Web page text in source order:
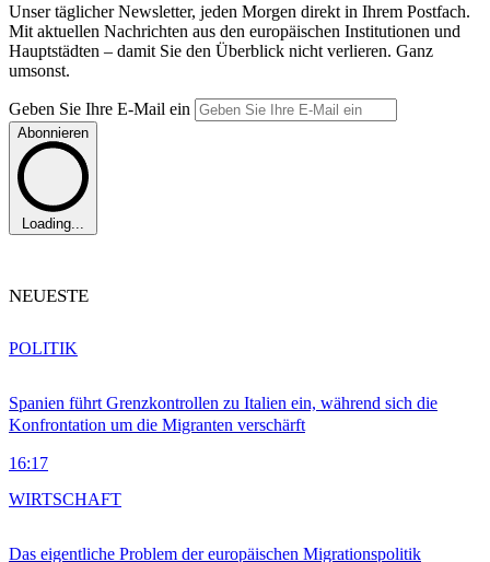
Unser täglicher Newsletter, jeden Morgen direkt in Ihrem Postfach.
Mit aktuellen Nachrichten aus den europäischen Institutionen und
Hauptstädten – damit Sie den Überblick nicht verlieren. Ganz
umsonst.
Geben Sie Ihre E-Mail ein
Abonnieren
Loading...
NEUESTE
Spanien führt Grenzkontrollen zu Italien ein, während sich die
Konfrontation um die Migranten verschärft
16:17
POLITIK
Das eigentliche Problem der europäischen Migrationspolitik
WIRTSCHAFT